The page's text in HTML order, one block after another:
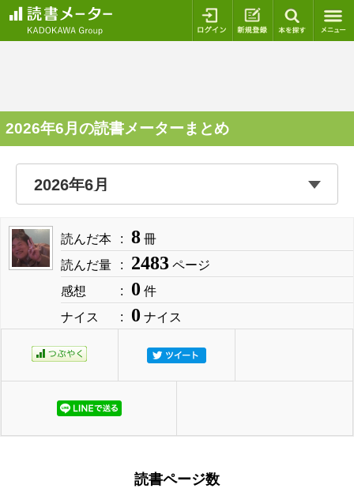
ログイン 新規登録
2026年6月の読書メーターまとめ
読んだ本 8 冊
読んだ量
2483 ページ
感想
0 件
ナイス
0 ナイス
読書ページ数